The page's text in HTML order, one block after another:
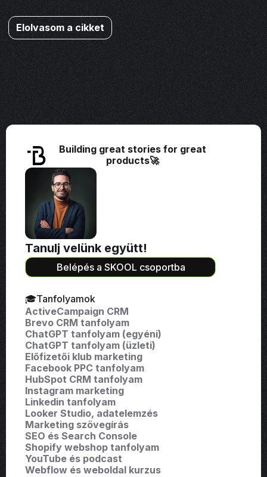
Elolvasom a cikket
Building great stories for great
products🚀
Tanulj velünk együtt!
Belépés a SKOOL csoportba
🎓Tanfolyamok
ActiveCampaign CRM
Brevo CRM tanfolyam
ChatGPT tanfolyam (egyéni)
ChatGPT tanfolyam (üzleti)
Előfizetői klub marketing
Facebook PPC tanfolyam
HubSpot CRM tanfolyam
Instagram marketing
Linkedin tanfolyam
Looker Studio, adatelemzés
Marketing szövegírás
SEO és Search Console
Shopify webshop tanfolyam
YouTube és podcast
Webflow és weboldal kurzus